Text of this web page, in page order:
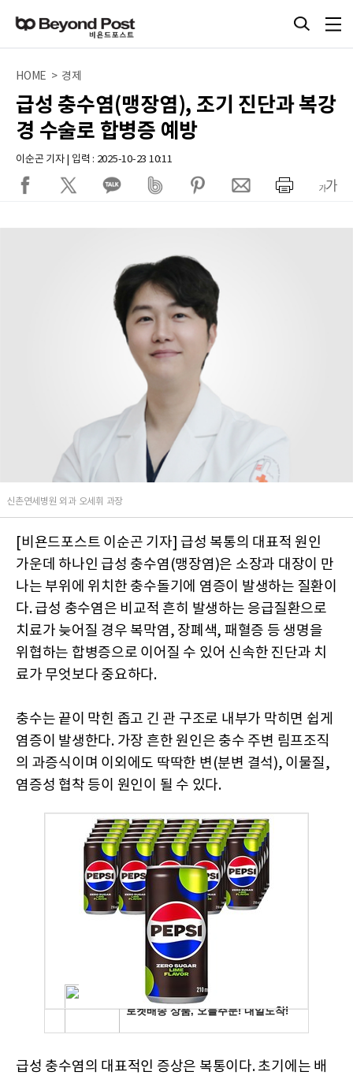
HOME > 경제
급성 충수염(맹장염), 조기 진단과 복강
경 수술로 합병증 예방
이순곤 기자 | 입력 : 2025-10-23 10:11
신촌연세병원 외과 오세휘 과장
[비욘드포스트 이순곤 기자] 급성 복통의 대표적 원인
가운데 하나인 급성 충수염(맹장염)은 소장과 대장이 만
나는 부위에 위치한 충수돌기에 염증이 발생하는 질환이
다. 급성 충수염은 비교적 흔히 발생하는 응급질환으로
치료가 늦어질 경우 복막염, 장폐색, 패혈증 등 생명을
위협하는 합병증으로 이어질 수 있어 신속한 진단과 치
료가 무엇보다 중요하다.
충수는 끝이 막힌 좁고 긴 관 구조로 내부가 막히면 쉽게
염증이 발생한다. 가장 흔한 원인은 충수 주변 림프조직
의 과증식이며 이외에도 딱딱한 변(분변 결석), 이물질,
염증성 협착 등이 원인이 될 수 있다.
급성 충수염의 대표적인 증상은 복통이다. 초기에는 배